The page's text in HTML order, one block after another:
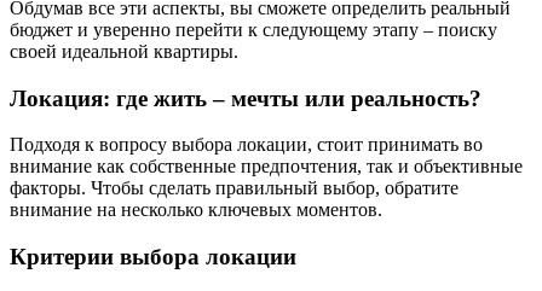
Обдумав все эти аспекты, вы сможете определить реальный
бюджет и уверенно перейти к следующему этапу – поиску
своей идеальной квартиры.
Локация: где жить – мечты или реальность?
Подходя к вопросу выбора локации, стоит принимать во
внимание как собственные предпочтения, так и объективные
факторы. Чтобы сделать правильный выбор, обратите
внимание на несколько ключевых моментов.
Критерии выбора локации